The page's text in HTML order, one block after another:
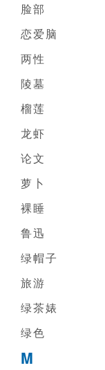
脸部
恋爱脑
两性
陵墓
榴莲
龙虾
论文
萝卜
裸睡
鲁迅
绿帽子
旅游
绿茶婊
绿色
M